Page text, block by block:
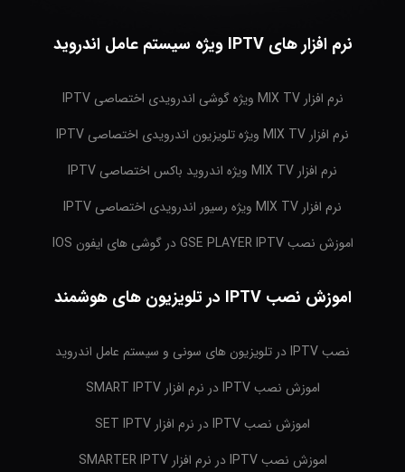
نرم افزار های IPTV ویژه سیستم عامل اندروید
نرم افزار MIX TV ویژه گوشی اندرویدی اختصاصی IPTV
نرم افزار MIX TV ویژه تلویزیون اندرویدی اختصاصی IPTV
نرم افزار MIX TV ویژه اندروید باکس اختصاصی IPTV
نرم افزار MIX TV ویژه رسیور اندرویدی اختصاصی IPTV
اموزش نصب GSE PLAYER IPTV در گوشی های ایفون IOS
اموزش نصب IPTV در تلویزیون های هوشمند
نصب IPTV در تلویزیون های سونی و سیستم عامل اندروید
اموزش نصب IPTV در نرم افزار SMART IPTV
اموزش نصب IPTV در نرم افزار SET IPTV
اموزش نصب IPTV در نرم افزار SMARTER IPTV